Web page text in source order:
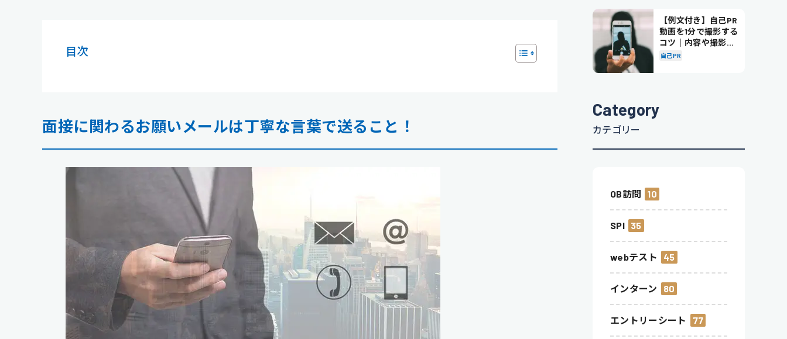
目次
面接に関わるお願いメールは丁寧な言葉で送ること！
【例文付き】自己PR
動画を1分で撮影する
コツ｜内容や撮影の
ポイントも解説
自己PR
Category
カテゴリー
OB訪問 10
SPI 35
webテスト 45
インターン 80
エントリーシート 77